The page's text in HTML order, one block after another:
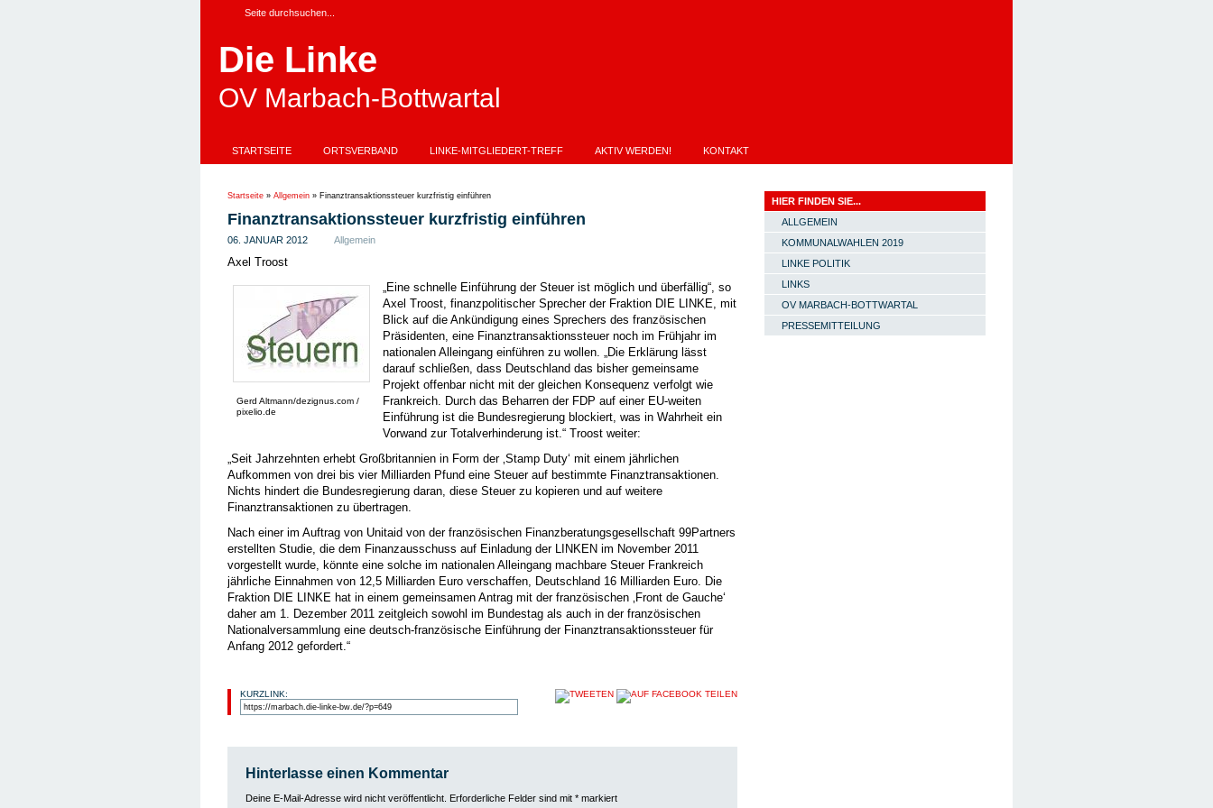
Die Linke
OV Marbach-Bottwartal
STARTSEITE ORTSVERBAND LINKE-MITGLIEDERT-TREFF AKTIV WERDEN! KONTAKT
Startseite » Allgemein » Finanztransaktionssteuer kurzfristig einführen
Finanztransaktionssteuer kurzfristig einführen
06. JANUAR 2012 Allgemein
Axel Troost
Gerd Altmann/dezignus.com /
pixelio.de
„Eine schnelle Einführung der Steuer ist möglich und überfällig“, so
Axel Troost, finanzpolitischer Sprecher der Fraktion DIE LINKE, mit
Blick auf die Ankündigung eines Sprechers des französischen
Präsidenten, eine Finanztransaktionssteuer noch im Frühjahr im
nationalen Alleingang einführen zu wollen. „Die Erklärung lässt
darauf schließen, dass Deutschland das bisher gemeinsame
Projekt offenbar nicht mit der gleichen Konsequenz verfolgt wie
Frankreich. Durch das Beharren der FDP auf einer EU-weiten
Einführung ist die Bundesregierung blockiert, was in Wahrheit ein
Vorwand zur Totalverhinderung ist.“ Troost weiter:
„Seit Jahrzehnten erhebt Großbritannien in Form der ‚Stamp Duty‘ mit einem jährlichen
Aufkommen von drei bis vier Milliarden Pfund eine Steuer auf bestimmte Finanztransaktionen.
Nichts hindert die Bundesregierung daran, diese Steuer zu kopieren und auf weitere
Finanztransaktionen zu übertragen.
Nach einer im Auftrag von Unitaid von der französischen Finanzberatungsgesellschaft 99Partners
erstellten Studie, die dem Finanzausschuss auf Einladung der LINKEN im November 2011
vorgestellt wurde, könnte eine solche im nationalen Alleingang machbare Steuer Frankreich
jährliche Einnahmen von 12,5 Milliarden Euro verschaffen, Deutschland 16 Milliarden Euro. Die
Fraktion DIE LINKE hat in einem gemeinsamen Antrag mit der französischen ‚Front de Gauche‘
daher am 1. Dezember 2011 zeitgleich sowohl im Bundestag als auch in der französischen
Nationalversammlung eine deutsch-französische Einführung der Finanztransaktionssteuer für
Anfang 2012 gefordert.“
KURZLINK:
Hinterlasse einen Kommentar
Deine E-Mail-Adresse wird nicht veröffentlicht. Erforderliche Felder sind mit * markiert
HIER FINDEN SIE...
ALLGEMEIN
KOMMUNALWAHLEN 2019
LINKE POLITIK
LINKS
OV MARBACH-BOTTWARTAL
PRESSEMITTEILUNG